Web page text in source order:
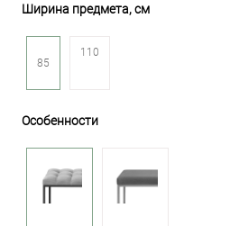
Ширина предмета, см
85
110
Особенности